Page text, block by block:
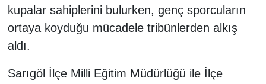
kupalar sahiplerini bulurken, genç sporcuların
ortaya koyduğu mücadele tribünlerden alkış
aldı.
Sarıgöl İlçe Milli Eğitim Müdürlüğü ile İlçe